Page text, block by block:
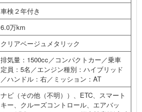
車検２年付き
6.0万km
クリアベージュメタリック
排気量：1500cc／コンパクトカー／乗車
定員：5名／エンジン種別：ハイブリッド
／ハンドル：右／ミッション：AT
ナビ（その他（不明））、ETC、スマート
キー、クルーズコントロール、エアバッ